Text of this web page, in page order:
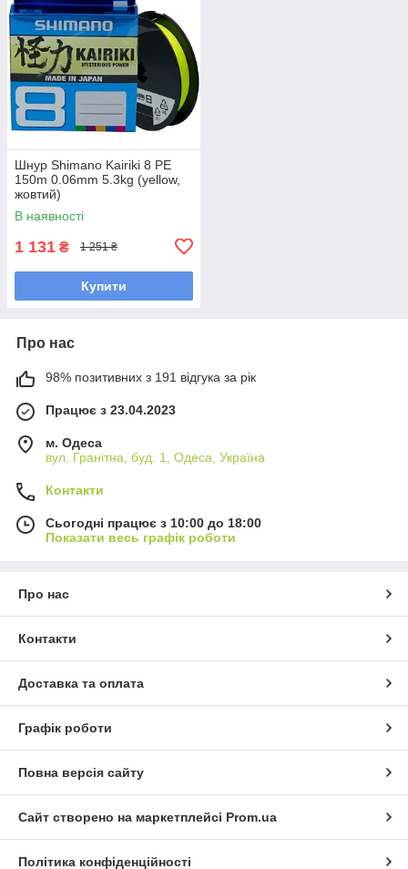
Шнур Shimano Kairiki 8 PE
150m 0.06mm 5.3kg (yellow,
жовтий)
В наявності
1 131 ₴ 1 251 ₴
Купити
Про нас
98% позитивних з 191 відгука за рік
Працює з 23.04.2023
м. Одеса
вул. Гранітна, буд. 1, Одеса, Україна
Контакти
Сьогодні працює з 10:00 до 18:00
Показати весь графік роботи
Про нас
Контакти
Доставка та оплата
Графік роботи
Повна версія сайту
Сайт створено на маркетплейсі Prom.ua
Політика конфіденційності